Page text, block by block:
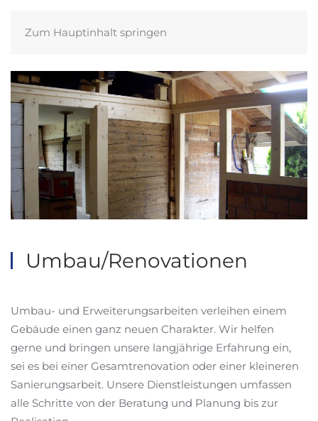
Zum Hauptinhalt springen
Umbau/Renovationen
Umbau- und Erweiterungsarbeiten verleihen einem
Gebäude einen ganz neuen Charakter. Wir helfen
gerne und bringen unsere langjährige Erfahrung ein,
sei es bei einer Gesamtrenovation oder einer kleineren
Sanierungsarbeit. Unsere Dienstleistungen umfassen
alle Schritte von der Beratung und Planung bis zur